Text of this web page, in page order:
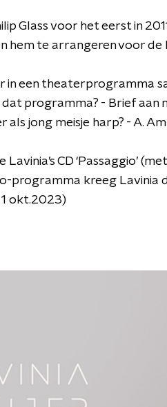
Glass voor het eerst in
hem te arrangeren voor de
in een theaterprogramma
programma? - Brief aan
als jong meisje harp? - A.
CD ‘Passaggio’
programma kreeg Lavinia
okt.2023)